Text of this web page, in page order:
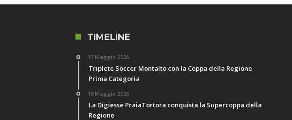
TIMELINE
17 Maggio 2026
Triplete Soccer Montalto con la Coppa della Regione
Prima Categoria
16 Maggio 2026
La Digiesse PraiaTortora conquista la Supercoppa della
Regione